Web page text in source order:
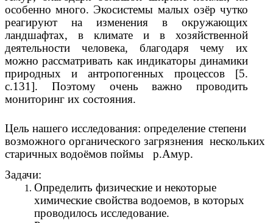
особенно много. Экосистемы малых озёр чутко
реагируют на изменения в окружающих
ландшафтах, в климате и в хозяйственной
деятельности человека, благодаря чему их
можно рассматривать как индикаторы динамики
природных и антропогенных процессов [5.
с.131]. Поэтому очень важно проводить
мониторинг их состояния.
Цель нашего исследования: определение степени
возможного органического загрязнения нескольких
старичных водоёмов поймы р.Амур.
Задачи:
Определить физические и некоторые
химические свойства водоемов, в которых
проводилось исследование.